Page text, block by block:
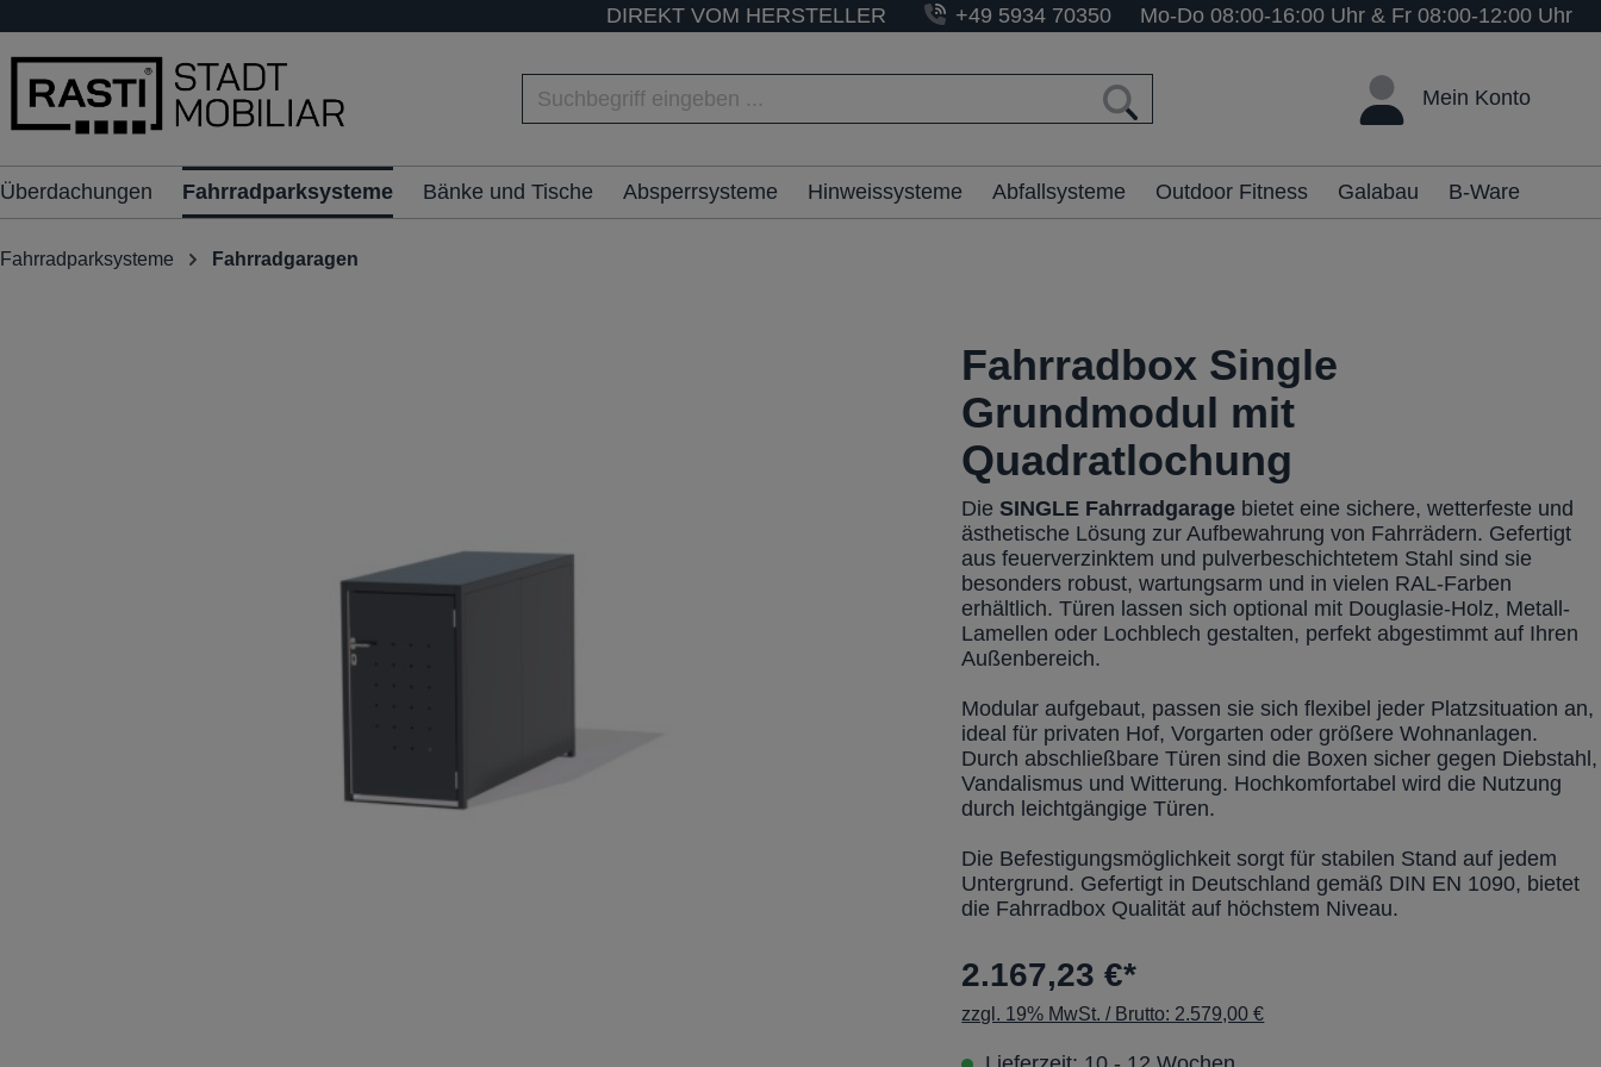
springen
DIREKT VOM HERSTELLER +49 5934 70350 Mo-Do 08:00-16:00 Uhr & Fr 08:00-12:00 Uhr
Mein Konto
Überdachungen Fahrradparksysteme Bänke und Tische Absperrsysteme Hinweissysteme Abfallsysteme Outdoor Fitness Galabau B-Ware
Fahrradparksysteme Fahrradgaragen
Fahrradbox Single
Grundmodul mit
Quadratlochung
DieSINGLE Fahrradgarage bietet eine sichere, wetterfeste und
ästhetische Lösung zur Aufbewahrung von Fahrrädern. Gefertigt
aus feuerverzinktem und pulverbeschichtetem Stahl sind sie
besonders robust, wartungsarm und in vielen RAL-Farben
erhältlich. Türen lassen sich optional mit Douglasie-Holz, Metall-
Lamellen oder Lochblech gestalten, perfekt abgestimmt auf Ihren
Außenbereich.
Modular aufgebaut, passen sie sich flexibel jeder Platzsituation an,
ideal für privaten Hof, Vorgarten oder größere Wohnanlagen.
Durch abschließbare Türen sind die Boxen sicher gegen Diebstahl,
Vandalismus und Witterung. Hochkomfortabel wird die Nutzung
durch leichtgängige Türen.
Die Befestigungsmöglichkeit sorgt für stabilen Stand auf jedem
Untergrund. Gefertigt in Deutschland gemäß DIN EN 1090, bietet
die Fahrradbox Qualität auf höchstem Niveau.
2.167,23 €*
zzgl. 19% MwSt. / Brutto: 2.579,00 €